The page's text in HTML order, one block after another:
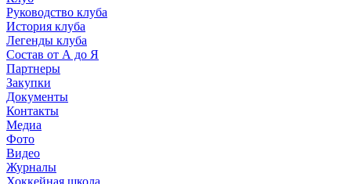
Руководство клуба
История клуба
Легенды клуба
Состав от А до Я
Партнеры
Закупки
Документы
Контакты
Медиа
Фото
Видео
Журналы
Хоккейная школа